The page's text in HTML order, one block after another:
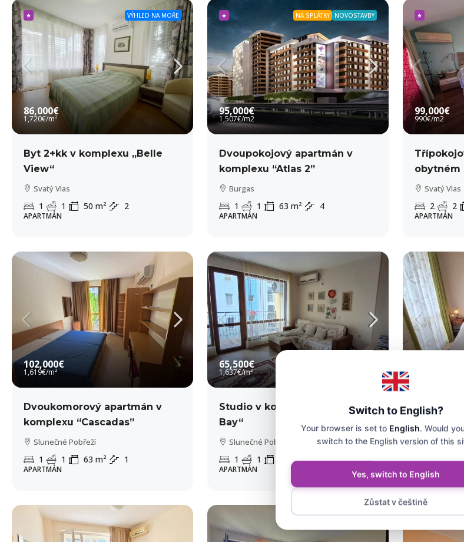
★ VÝHLED NA MOŘE
86,000€
1,720€/m²
Byt 2+kk v komplexu „Belle
View“
Svatý Vlas
1 1 50 m² 2
APARTMÁN
★ NA SPLÁTKY NOVOSTAVBY
95,000€
1,507€/m2
Dvoupokojový apartmán v
komplexu “Atlas 2”
Burgas
1 1 63 m² 4
APARTMÁN
★
99,000€
990€/m2
obytném
Svatý Vlas
2 2
APARTMÁN
102,000€
1,619€/m²
Dvoukomorový apartmán v
komplexu “Cascadas”
Slunečné Pobřeží
1 1 63 m² 1
APARTMÁN
65,500€
1,637€/m²
Studio v komplexu „Diamond
Bay“
Slunečné Pobřeží
1 1 m² 3
APARTMÁN
Slunečné
1 1
APARTMÁN
Switch to English?
Your browser is set to English. Would
switch to the English version of this
Yes, switch to English
Zůstat v češtině